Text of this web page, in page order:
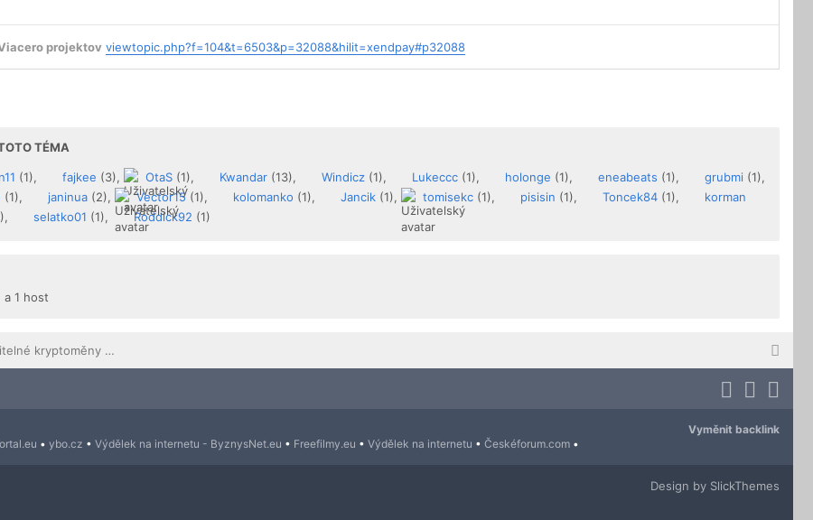
projektov viewtopic.php?f=104&t=6503&p=32088&hilit=xendpay#p32088
TÉMA
(1), fajkee (3), OtaS (1), Kwandar (13), Windicz (1), Lukeccc (1), holonge (1), eneabeats (1), grubmi (1),
(1), janinua (2), Vector15(1), kolomanko (1), Jancik (1), tomisekc (1), pisisin (1), Toncek84 (1),
korman
selatko01 (1), Roddick92 (1)
1 host
Peníze a směnitelné kryptoměny ZDARMA
Vyměnit backlink
• ybo.cz • Výdělek na internetu - ByznysNet.eu • Freefilmy.eu • Výdělek na internetu • Českéforum.com •
Design by SlickThemes